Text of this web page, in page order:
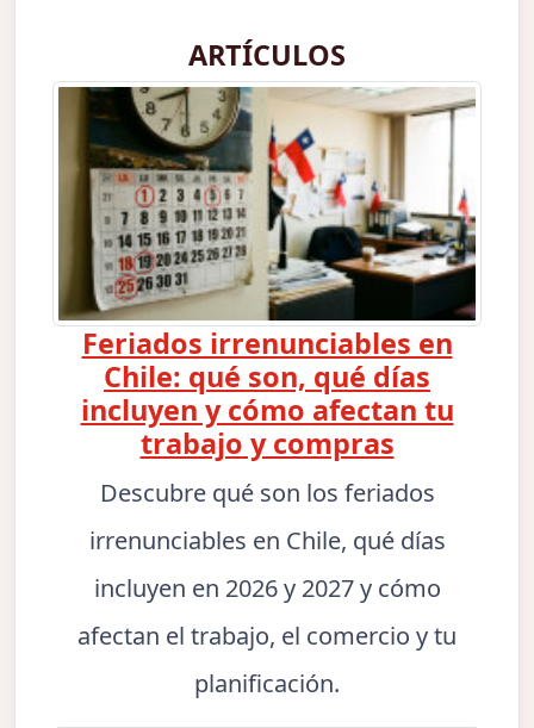
ARTÍCULOS
Feriados irrenunciables en
Chile: qué son, qué días
incluyen y cómo afectan tu
trabajo y compras
Descubre qué son los feriados
irrenunciables en Chile, qué días
incluyen en 2026 y 2027 y cómo
afectan el trabajo, el comercio y tu
planificación.